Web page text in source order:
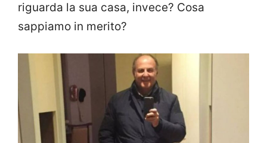
riguarda la sua casa, invece? Cosa
sappiamo in merito?